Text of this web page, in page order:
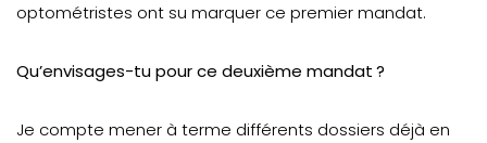
optométristes ont su marquer ce premier mandat.
Qu’envisages-tu pour ce deuxième mandat ?
Je compte mener à terme différents dossiers déjà en